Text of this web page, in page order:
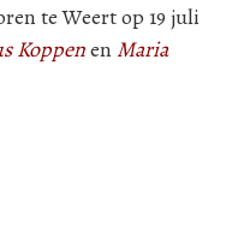
te Weert op 19 juli
Koppenen Maria